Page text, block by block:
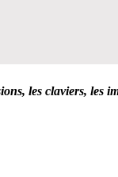
les claviers, les